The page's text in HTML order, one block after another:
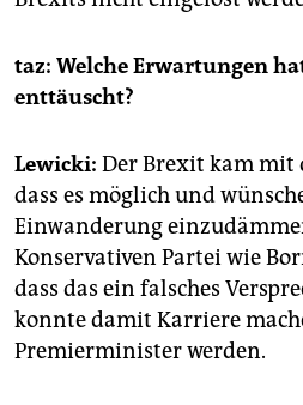
taz: Welche Erwartungen
enttäuscht?
Lewicki: Der Brexit kam mit
dass es möglich und
Einwanderung
Konservativen Partei wie
dass das ein falsches
konnte damit Karriere
Premierminister werden.